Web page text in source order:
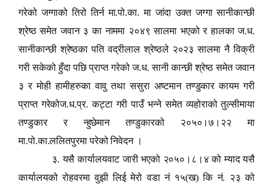
गरेको जग्गाको तिरो तिर्न मा.पो.का. मा जांदा उक्त जग्गा सानीकान्छी
श्रेष्ठ समेत जवान ३ का नाममा २०४९ सालमा भएको र हालका ज.ध.
सानीकान्छी श्रेष्ठका पति वद्रीलाल श्रेष्ठले २०२३ सालमा नै विक्री
गरी सकेको हुँदा पछि प्राप्त गरेको ज.ध. सानी कान्छी श्रेष्ठ समेत जवान
३ र मोही हामीहरुका वावु तथा ससुरा अष्टमान तण्डुकार कायम गरी
प्राप्त गरेकोज.ध.प्र. कट्टा गरी पाउँ भन्ने समेत व्यहोराको तुल्सीमाया
तण्डुकार र न्हुछेमान तण्डुकारको २०५०।७।२२ मा
मा.पो.का.ललितपुरमा परेको निवेदन ।
३. यसै कार्यालयवाट जारी भएको २०५०।८।४ को म्याद यसै
कार्यालयको रोहवरमा वुझी लिई मेरो वडा नं १५(ख) कि नं. २३ को